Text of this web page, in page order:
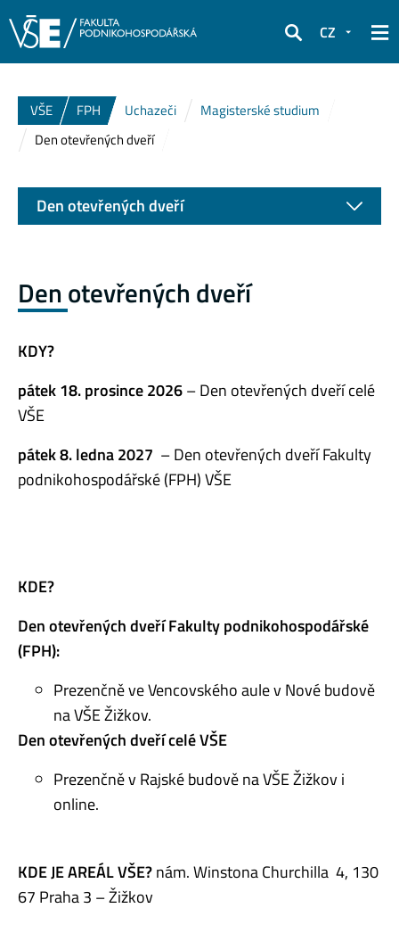
Hledat
CZ
VŠE FPH Uchazeči
Magisterské studium
Den otevřených dveří
Den otevřených dveří
KDY?
pátek 18. prosince 2026– Den otevřených dveří celé
VŠE
pátek 8. ledna 2027 – Den otevřených dveří Fakulty
podnikohospodářské (FPH) VŠE
KDE?
Den otevřených dveří Fakulty podnikohospodářské
(FPH):
Prezenčně ve Vencovského aule v Nové budově
na VŠE Žižkov.
Den otevřených dveří celé VŠE
Prezenčně v Rajské budově na VŠE Žižkov i
online.
KDE JE AREÁL VŠE?nám. Winstona Churchilla 4, 130
67 Praha 3 – Žižkov
Den otevřených dveří